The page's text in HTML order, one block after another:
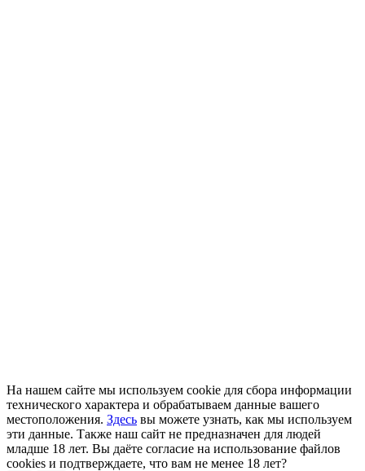
На нашем сайте мы используем cookie для сбора информации
технического характера и обрабатываем данные вашего
местоположения. Здесь вы можете узнать, как мы используем
эти данные. Также наш сайт не предназначен для людей
младше 18 лет. Вы даёте согласие на использование файлов
cookies и подтверждаете, что вам не менее 18 лет?